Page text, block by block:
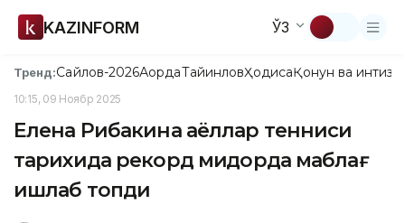
KAZINFORM ЎЗ
Тренд:Сайлов-2026АқордаТайинловҲодисаҚонун ва
10:15, 09 Ноябр 2025
Елена Рибакина аёллар тенниси
тарихида рекорд миқдорда маблағ
ишлаб топди